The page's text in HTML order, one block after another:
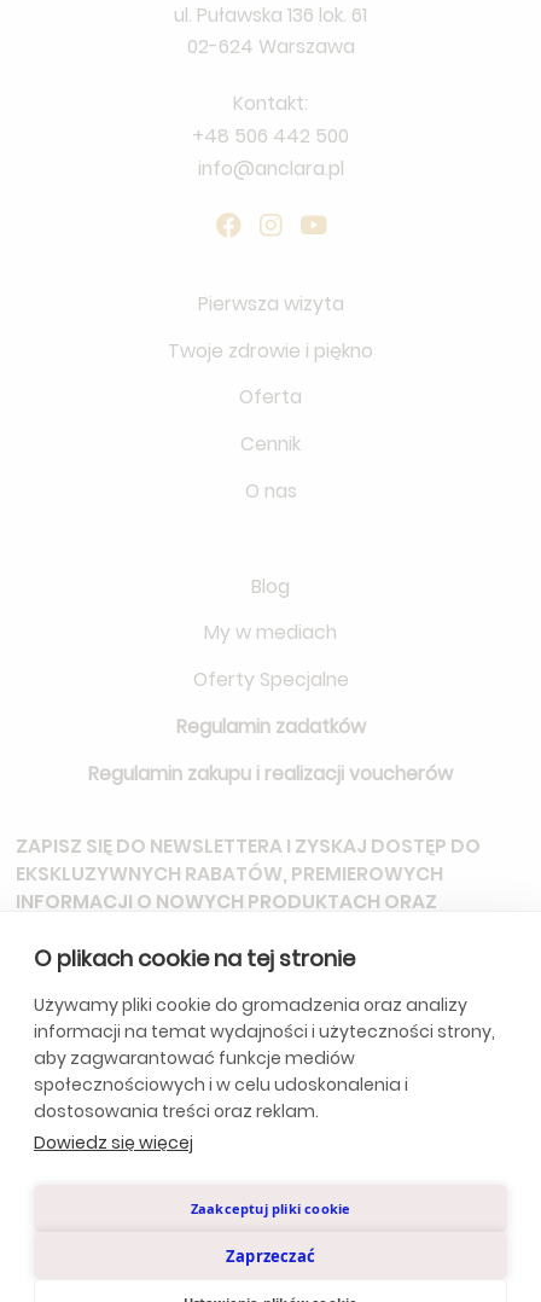
O plikach cookie na tej stronie
Używamy pliki cookie do gromadzenia oraz analizy
informacji na temat wydajności i użyteczności strony,
aby zagwarantować funkcje mediów
społecznościowych i w celu udoskonalenia i
dostosowania treści oraz reklam.
Dowiedz się więcej
Zaakceptuj pliki cookie
Zaprzeczać
ul. Puławska 136 lok. 61
02-624 Warszawa
Kontakt:
+48 506 442 500
info@anclara.pl
Pierwsza wizyta
Twoje zdrowie i piękno
Oferta
Cennik
O nas
Blog
My w mediach
Oferty Specjalne
Regulamin zadatków
Regulamin zakupu i realizacji voucherów
ZAPISZ SIĘ DO NEWSLETTERAI ZYSKAJ DOSTĘP DO
EKSKLUZYWNYCH RABATÓW, PREMIEROWYCH
INFORMACJI O NOWYCH PRODUKTACH ORAZ
*Subskrybując, wyrażasz zgodę na otrzymywanie aktualizacji od
naszej firmy. Szczegóły wPolitycę Prywatności.
Design by
Polityka Prywatności